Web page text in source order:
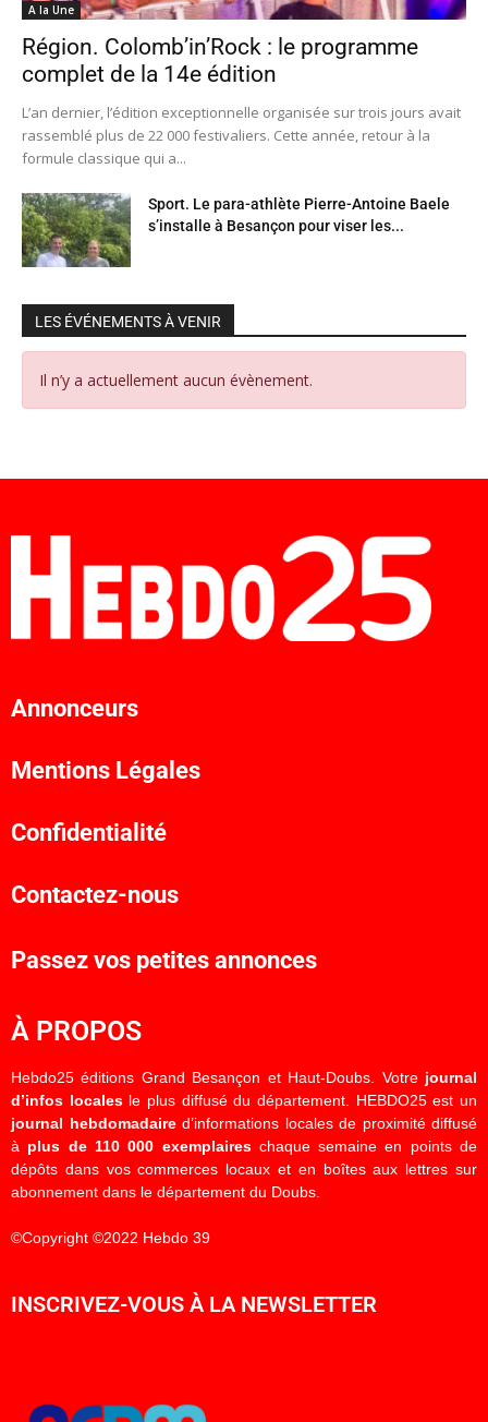
A la Une
Région. Colomb’in’Rock : le programme
complet de la 14e édition
L’an dernier, l’édition exceptionnelle organisée sur trois jours avait
rassemblé plus de 22 000 festivaliers. Cette année, retour à la
formule classique qui a...
Sport. Le para-athlète Pierre-Antoine Baele
s’installe à Besançon pour viser les...
LES ÉVÉNEMENTS À VENIR
Il n’y a actuellement aucun évènement.
Annonceurs
Mentions Légales
Confidentialité
Contactez-nous
Passez vos petites annonces
À PROPOS
Hebdo25 éditions Grand Besançon et Haut-Doubs. Votre journal
d’infos localesle plus diffusé du département. HEBDO25 est un
journal hebdomadaired’informations locales de proximité diffusé
à plus de 110 000 exemplaireschaque semaine en points de
dépôts dans vos commerces locaux et en boîtes aux lettres sur
abonnement dans le département du Doubs.
©Copyright ©2022 Hebdo 39
INSCRIVEZ-VOUS À LA NEWSLETTER